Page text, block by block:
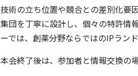
技術の立ち位置や競合との差別化要
集団を丁寧に設計し、個々の特許情
ーでは、創薬分野ならではのIPラン
本会終了後は、参加者と情報交換の